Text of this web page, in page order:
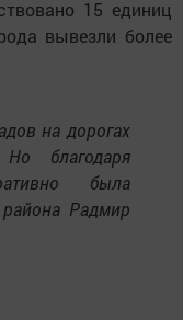
15 единиц
вывезли более
на дорогах
Но благодаря
была
Радмир